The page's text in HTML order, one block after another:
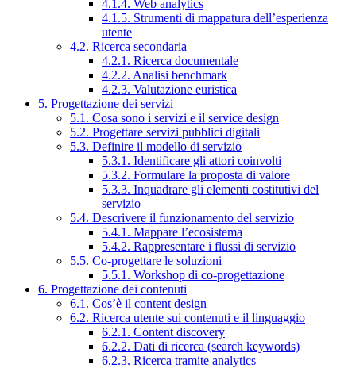
4.1.4. Web analytics
4.1.5. Strumenti di mappatura dell’esperienza
utente
4.2. Ricerca secondaria
4.2.1. Ricerca documentale
4.2.2. Analisi benchmark
4.2.3. Valutazione euristica
5. Progettazione dei servizi
5.1. Cosa sono i servizi e il service design
5.2. Progettare servizi pubblici digitali
5.3. Definire il modello di servizio
5.3.1. Identificare gli attori coinvolti
5.3.2. Formulare la proposta di valore
5.3.3. Inquadrare gli elementi costitutivi del
servizio
5.4. Descrivere il funzionamento del servizio
5.4.1. Mappare l’ecosistema
5.4.2. Rappresentare i flussi di servizio
5.5. Co-progettare le soluzioni
5.5.1. Workshop di co-progettazione
6. Progettazione dei contenuti
6.1. Cos’è il content design
6.2. Ricerca utente sui contenuti e il linguaggio
6.2.1. Content discovery
6.2.2. Dati di ricerca (search keywords)
6.2.3. Ricerca tramite analytics